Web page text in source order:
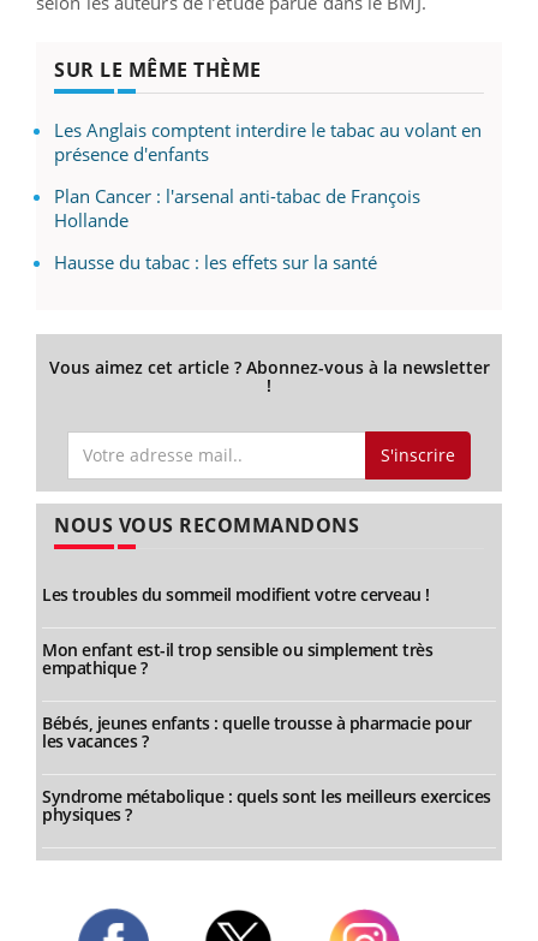
SUR LE MÊME THÈME
Les Anglais comptent interdire le tabac au volant en
présence d'enfants
Plan Cancer : l'arsenal anti-tabac de François
Hollande
Hausse du tabac : les effets sur la santé
Vous aimez cet article ? Abonnez-vous à la newsletter
!
S'inscrire
NOUS VOUS RECOMMANDONS
Les troubles du sommeil modifient votre cerveau !
Mon enfant est-il trop sensible ou simplement très
empathique ?
Bébés, jeunes enfants : quelle trousse à pharmacie pour
les vacances ?
Syndrome métabolique : quels sont les meilleurs exercices
physiques ?